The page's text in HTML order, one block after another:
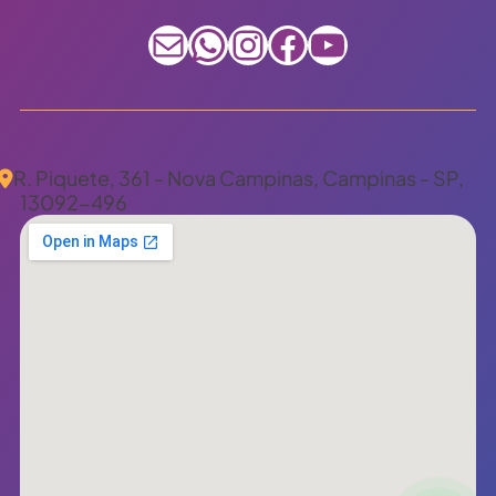
E-mail WhatsApp InstagramFacebook Youtube
R. Piquete, 361 - Nova Campinas, Campinas - SP,
13092-496